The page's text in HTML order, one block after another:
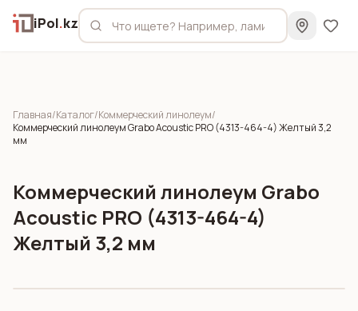
iPol.kz
Главная/Каталог/Коммерческий линолеум/
Коммерческий линолеум Grabo Acoustic PRO (4313-464-4) Желтый 3,2
мм
Коммерческий линолеум Grabo
Acoustic PRO (4313-464-4)
Желтый 3,2 мм